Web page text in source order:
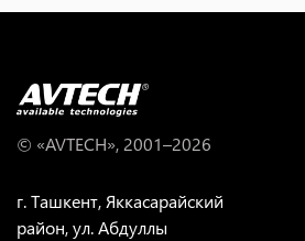
© «AVTECH», 2001–2026
г. Ташкент, Яккасарайский
район, ул. Абдуллы